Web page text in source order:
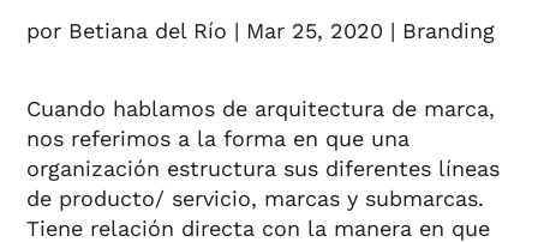
por Betiana del Río | Mar 25, 2020 | Branding
Cuando hablamos de arquitectura de marca,
nos referimos a la forma en que una
organización estructura sus diferentes líneas
de producto/ servicio, marcas y submarcas.
Tiene relación directa con la manera en que